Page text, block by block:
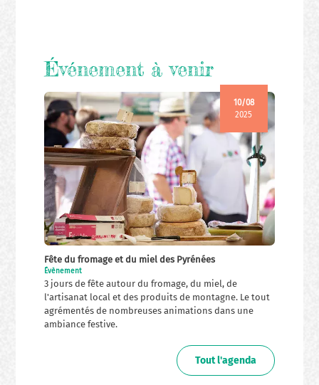
Événement à venir
10/08
2025
Fête du fromage et du miel des Pyrénées
Évènement
3 jours de fête autour du fromage, du miel, de
l'artisanat local et des produits de montagne. Le tout
agrémentés de nombreuses animations dans une
ambiance festive.
Tout l'agenda